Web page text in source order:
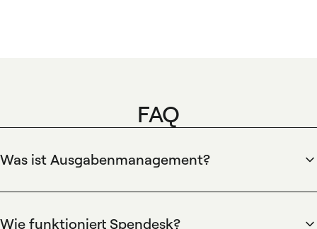
FAQ
Was ist Ausgabenmanagement?
Kontrolle und Abrechnung von Geschäftsausgaben.
Wie funktioniert Spendesk?